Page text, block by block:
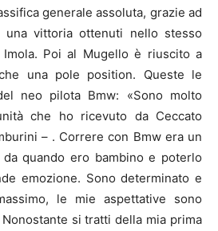
generale assoluta, grazie ad
vittoria ottenuti nello stesso
Poi al Mugello è riuscito a
una pole position. Queste le
neo pilota Bmw: «Sono molto
che ho ricevuto da Ceccato
– . Correre con Bmw era un
quando ero bambino e poterlo
emozione. Sono determinato e
le mie aspettative sono
si tratti della mia prima